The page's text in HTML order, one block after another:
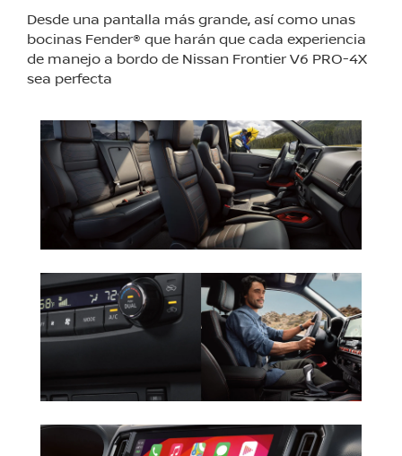
Desde una pantalla más grande, así como unas
bocinas Fender® que harán que cada experiencia
de manejo a bordo de Nissan Frontier V6 PRO-4X
sea perfecta